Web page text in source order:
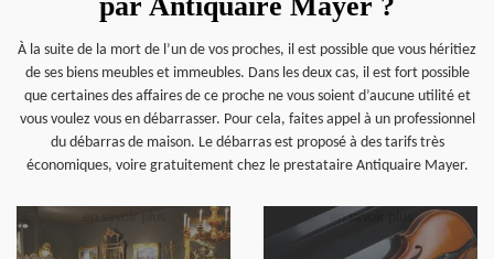
À la suite de la mort de l’un de vos proches, il est possible que vous héritiez
de ses biens meubles et immeubles. Dans les deux cas, il est fort possible
que certaines des affaires de ce proche ne vous soient d’aucune utilité et
vous voulez vous en débarrasser. Pour cela, faites appel à un professionnel
du débarras de maison. Le débarras est proposé à des tarifs très
économiques, voire gratuitement chez le prestataire Antiquaire Mayer.
en savoir plus en savoir plus